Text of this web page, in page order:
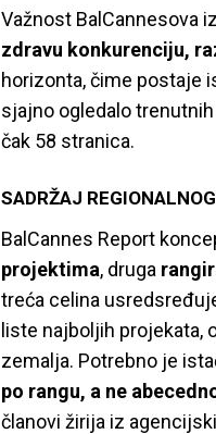
Važnost BalCannesova
zdravu konkurenciju,
horizonta, čime postaje
sjajno ogledalo
čak 58 stranica.
SADRŽAJ
BalCannes Report
projektima, druga
treća celina
liste najboljih projekata,
zemalja. Potrebno je
po rangu, a ne
članovi žirija iz